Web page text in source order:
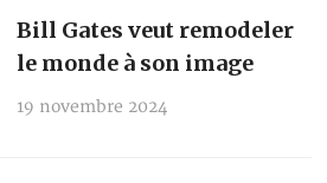
Bill Gates veut remodeler
le monde à son image
19 novembre 2024